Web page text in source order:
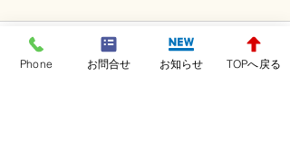
コメント
Phone お問合せ お知らせ TOPへ戻る